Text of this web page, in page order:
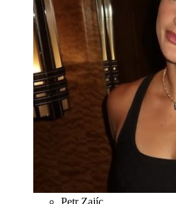
Petr Zajíc ,